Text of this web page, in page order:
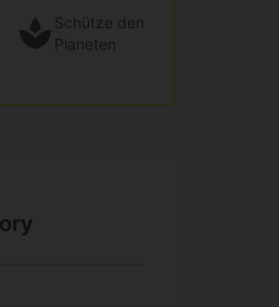
Schütze den
Planeten